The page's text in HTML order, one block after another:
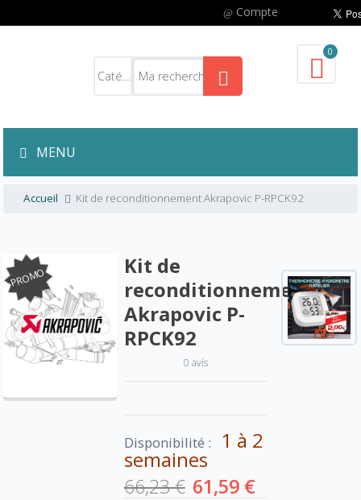
Compte
0
MENU
Accueil Kit de reconditionnement Akrapovic P-RPCK92
PROMO
Kit de
reconditionnement
Akrapovic P-
RPCK92
0 avis
Disponibilité : 1 à 2
semaines
66,23 € 61,59 €